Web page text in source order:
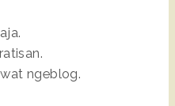
ngeblog.